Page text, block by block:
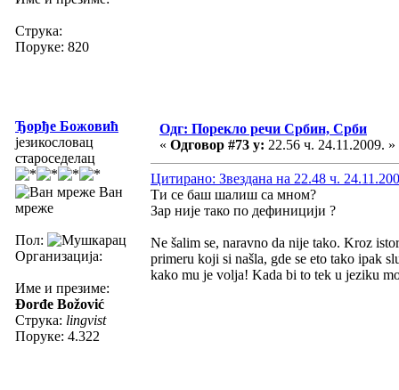
Струка:
Поруке: 820
Ђорђе Божовић
језикословац
староседелац
Ван
мреже
Пол:
Организација:
Име и презиме:
Đorđe Božović
Струка: lingvist
Поруке: 4.322
Одг: Порекло речи Србин, Срби
« Одговор #73 у: 22.56 ч. 24.11.2009. »
Цитирано: Звездана на 22.48 ч.
Ти се баш шалиш са мном?
Зар није тако по дефиницији ?
Ne šalim se, naravno da nije tako. Kroz
primeru koji si našla, gde se eto tako ipak
kako mu je volja! Kada bi to tek u jeziku